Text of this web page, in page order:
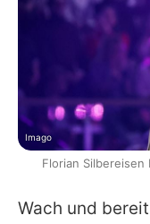
Wach und
Imago
Florian